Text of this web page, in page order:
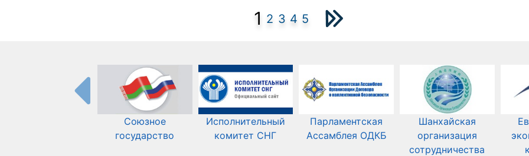
1 2 3 4 5
Союзное
государство
Исполнительный
комитет СНГ
Парламентская
Ассамблея ОДКБ
Шанхайская
организация
сотрудничества